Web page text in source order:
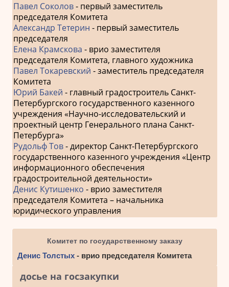
Павел Соколов- первый заместитель
председателя Комитета
Александр Тетерин - первый заместитель
председателя
Елена Крамскова - врио заместителя
председателя Комитета, главного художника
Павел Токаревский - заместитель председателя
Комитета
Юрий Бакей - главный градостроитель Санкт-
Петербургского государственного казенного
учреждения «Научно-исследовательский и
проектный центр Генерального плана Санкт-
Петербурга»
Рудольф Тов- директор Санкт-Петербургского
государственного казенного учреждения «Центр
информационного обеспечения
градостроительной деятельности»
Денис Кутишенко - врио заместителя
председателя Комитета – начальника
юридического управления
Комитет по государственному заказу
Денис Толстых- врио председателя Комитета
досье на госзакупки